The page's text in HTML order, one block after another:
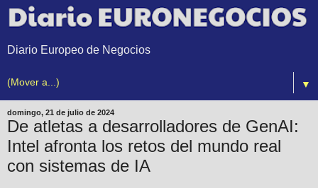
Diario Europeo de Negocios
▼
domingo, 21 de julio de 2024
De atletas a desarrolladores de GenAI:
Intel afronta los retos del mundo real
con sistemas de IA